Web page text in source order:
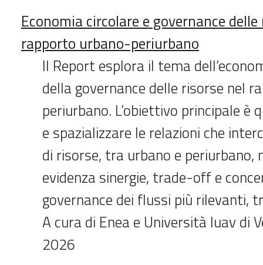
Economia circolare e governance
rapporto urbano-periurbano
Il Report esplora il tema
della governance delle risorse nel
periurbano. L’obiettivo principale è
e spazializzare le relazioni che
di risorse, tra urbano e periurbano,
evidenza sinergie, trade-off e
governance dei flussi più rilevanti,
A cura di Enea e Università Iuav di
2026